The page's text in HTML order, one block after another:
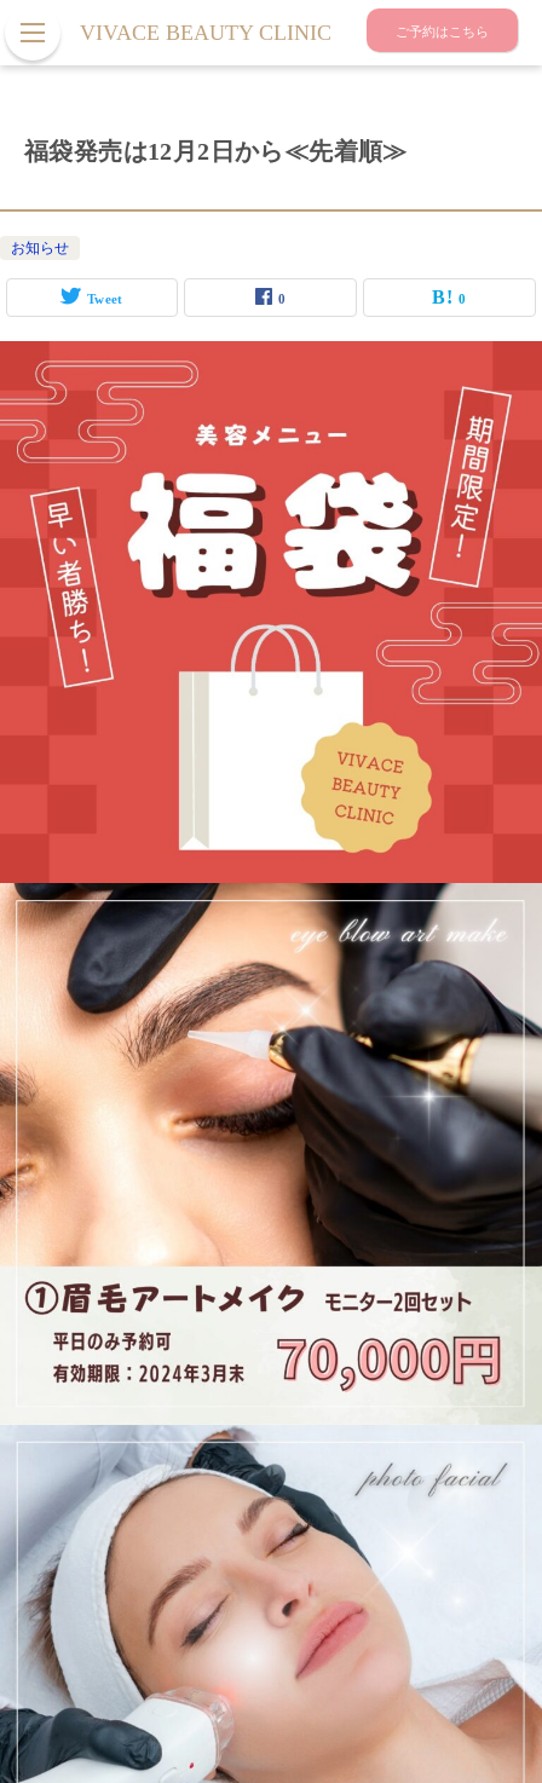
VIVACE BEAUTY CLINIC ご予約はこちら
福袋発売は12月2日から≪先着順≫
お知らせ
Tweet 0 0